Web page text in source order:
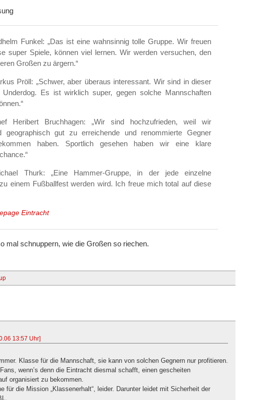
Funkel: „Das ist eine wahnsinnig tolle Gruppe. Wir freuen
super Spiele, können viel lernen. Wir werden versuchen, den
Großen zu ärgern.“
Pröll: „Schwer, aber überaus interessant. Wir sind in dieser
Es ist wirklich super, gegen solche Mannschaften
Heribert Bruchhagen: „Wir sind hochzufrieden, weil wir
geographisch gut zu erreichende und renommierte Gegner
haben. Sportlich gesehen haben wir eine klare
Thurk: „Eine Hammer-Gruppe, in der jede einzelne
einem Fußballfest werden wird. Ich freue mich total auf diese
Eintracht
mal schnuppern, wie die Großen so riechen.
13:57 Uhr]
Klasse für die Mannschaft, sie kann von solchen Gegnern nur profitieren.
wenn’s denn die Eintracht diesmal schafft, einen gescheiten
organisiert zu bekommen.
für die Mission „Klassenerhalt“, leider. Darunter leidet mit Sicherheit der